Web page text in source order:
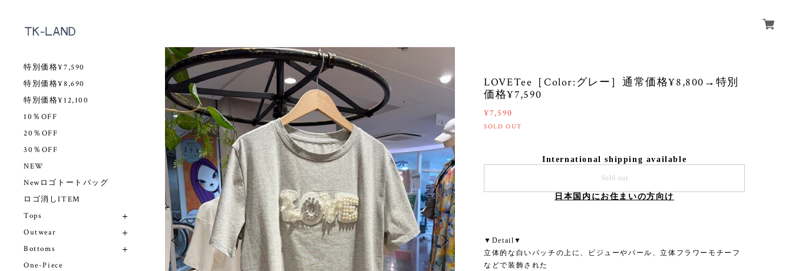
特別価格¥7,590
特別価格¥8,690
特別価格¥12,100
10％OFF
20％OFF
30％OFF
NEW
Newロゴトートバッグ
ロゴ消しITEM
Tops
Outwear
Bottoms
One-Piece
LOVETee［Color:グレー］通常価格¥8,800→特別
価格¥7,590
¥7,590
SOLD OUT
International shipping available
Sold out
日本国内にお住まいの方向け
▼Detail▼
立体的な白いパッチの上に、ビジューやパール、立体フラワーモチーフ
などで装飾された